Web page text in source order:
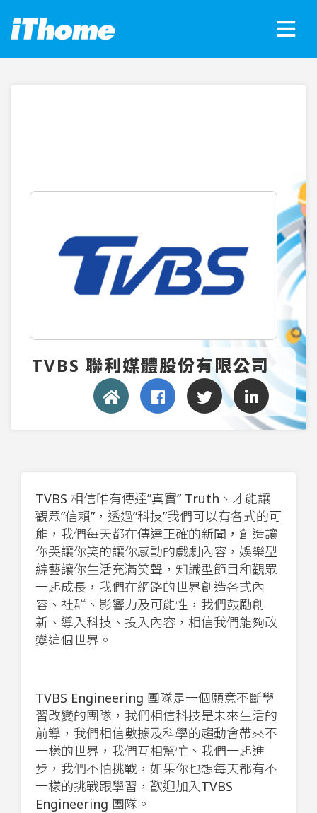
TVBS 聯利媒體股份有限公司
TVBS 相信唯有傳達”真實” Truth、才能讓
觀眾”信賴”，透過”科技”我們可以有各式的可
能，我們每天都在傳達正確的新聞，創造讓
你哭讓你笑的讓你感動的戲劇內容，娛樂型
綜藝讓你生活充滿笑聲，知識型節目和觀眾
一起成長，我們在網路的世界創造各式內
容、社群、影響力及可能性，我們鼓勵創
新、導入科技、投入內容，相信我們能夠改
變這個世界。
TVBS Engineering 團隊是一個願意不斷學
習改變的團隊，我們相信科技是未來生活的
前導，我們相信數據及科學的趨動會帶來不
一樣的世界，我們互相幫忙、我們一起進
步，我們不怕挑戰，如果你也想每天都有不
一樣的挑戰跟學習，歡迎加入TVBS
Engineering 團隊。